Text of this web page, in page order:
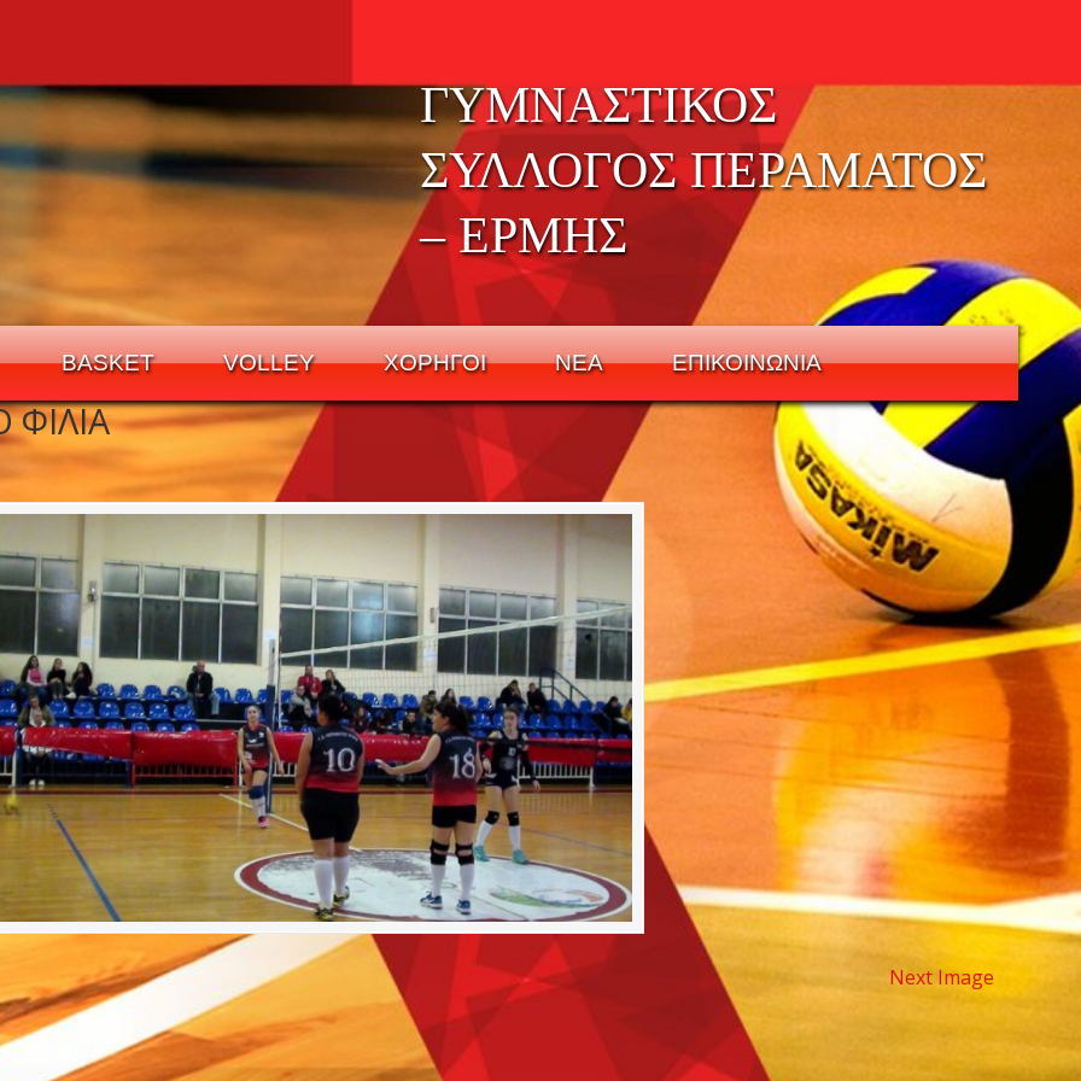
ΓΥΜΝΑΣΤΙΚΟΣ
ΣΥΛΛΟΓΟΣ ΠΕΡΑΜΑΤΟΣ
– ΕΡΜΗΣ
BASKET VOLLEY ΧΟΡΗΓΟΙ ΝΕΑ ΕΠΙΚΟΙΝΩΝΙΑ
Next Image